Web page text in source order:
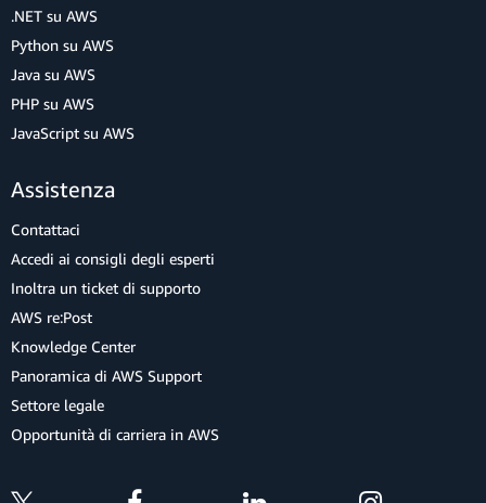
.NET su AWS
Python su AWS
Java su AWS
PHP su AWS
JavaScript su AWS
Assistenza
Contattaci
Accedi ai consigli degli esperti
Inoltra un ticket di supporto
AWS re:Post
Knowledge Center
Panoramica di AWS Support
Settore legale
Opportunità di carriera in AWS